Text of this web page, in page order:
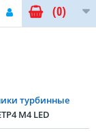
(0)
турбинные
M4 LED